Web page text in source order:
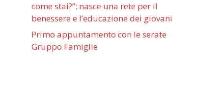
come stai?”: nasce una rete per il
benessere e l’educazione dei giovani
Primo appuntamento con le serate
Gruppo Famiglie